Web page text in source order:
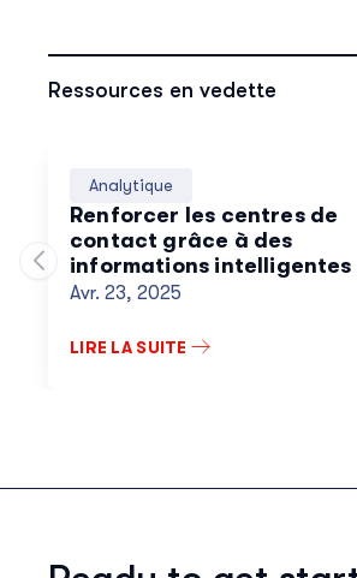
Ressources en vedette
Analytique
Renforcer les centres de
contact grâce à des
informations intelligentes
“pourquoi” des
d’intelligence des
Avr. 23, 2025
LIRE LA SUITE
Passer à la diapositive précédente du